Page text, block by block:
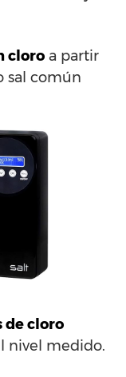
cloro a partir
sal común
de cloro
nivel medido.